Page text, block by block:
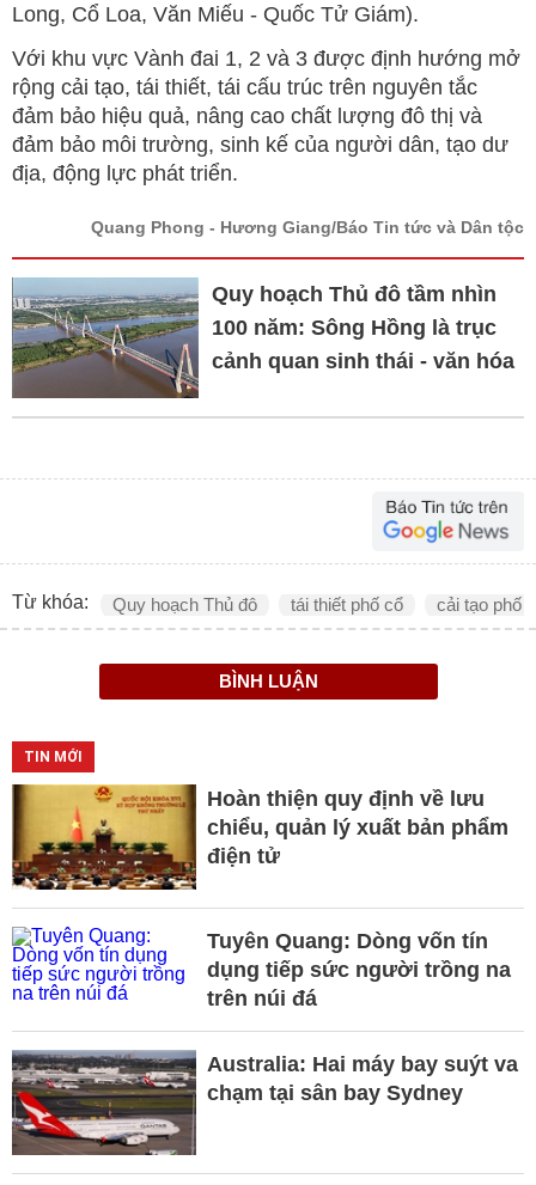
Long, Cổ Loa, Văn Miếu - Quốc Tử Giám).
Với khu vực Vành đai 1, 2 và 3 được định hướng mở
rộng cải tạo, tái thiết, tái cấu trúc trên nguyên tắc
đảm bảo hiệu quả, nâng cao chất lượng đô thị và
đảm bảo môi trường, sinh kế của người dân, tạo dư
địa, động lực phát triển.
Quang Phong - Hương Giang/Báo Tin tức và Dân tộc
Quy hoạch Thủ đô tầm nhìn
100 năm: Sông Hồng là trục
cảnh quan sinh thái - văn hóa
Từ khóa: Quy hoạch Thủ đô tái thiết phố cổ cải tạo phố
BÌNH LUẬN
TIN MỚI
Hoàn thiện quy định về lưu
chiểu, quản lý xuất bản phẩm
điện tử
Tuyên Quang: Dòng vốn tín
dụng tiếp sức người trồng na
trên núi đá
Australia: Hai máy bay suýt va
chạm tại sân bay Sydney